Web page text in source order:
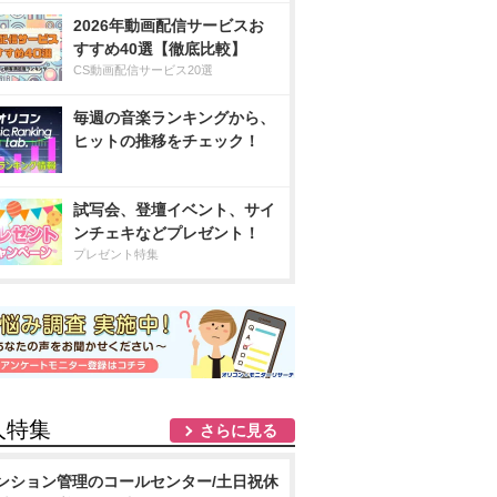
2026年動画配信サービスお
すすめ40選【徹底比較】
CS動画配信サービス20選
毎週の音楽ランキングから、
ヒットの推移をチェック！
試写会、登壇イベント、サイ
ンチェキなどプレゼント！
プレゼント特集
特集 さらに見る
ション管理のコールセンター/土日祝休